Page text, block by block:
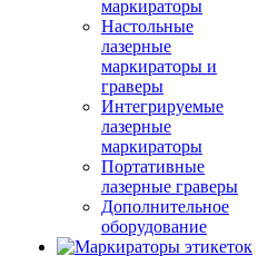
маркираторы
Настольные
лазерные
маркираторы и
граверы
Интегрируемые
лазерные
маркираторы
Портативные
лазерные граверы
Дополнительное
оборудование